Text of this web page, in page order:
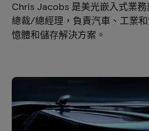
Chris Jacobs 是美光嵌入式業
總裁/總經理，負責汽車、工業
憶體和儲存解決方案。